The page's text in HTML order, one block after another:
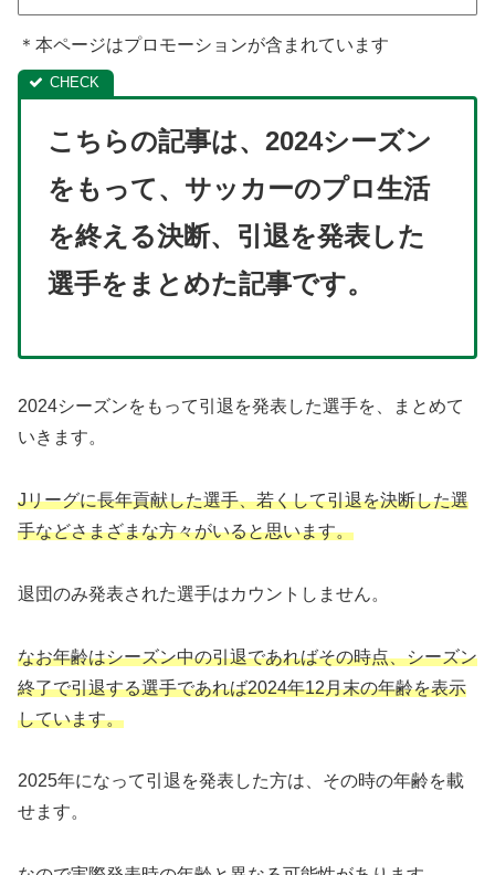
＊本ページはプロモーションが含まれています
こちらの記事は、2024シーズン
をもって、サッカーのプロ生活
を終える決断、引退を発表した
選手をまとめた記事です。
2024シーズンをもって引退を発表した選手を、まとめて
いきます。
Jリーグに長年貢献した選手、若くして引退を決断した選
手などさまざまな方々がいると思います。
退団のみ発表された選手はカウントしません。
なお年齢はシーズン中の引退であればその時点、シーズン
終了で引退する選手であれば2024年12月末の年齢を表示
しています。
2025年になって引退を発表した方は、その時の年齢を載
せます。